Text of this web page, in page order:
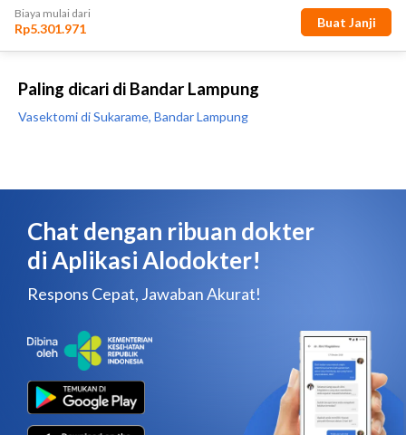
Paling dicari di Bandar Lampung
Vasektomi di Sukarame, Bandar Lampung